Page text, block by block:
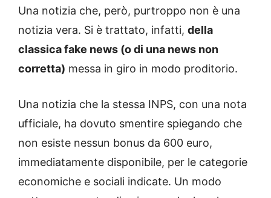
Una notizia che, però, purtroppo non è una
notizia vera. Si è trattato, infatti, della
classica fake news (o di una news non
corretta) messa in giro in modo proditorio.
Una notizia che la stessa INPS, con una nota
ufficiale, ha dovuto smentire spiegando che
non esiste nessun bonus da 600 euro,
immediatamente disponibile, per le categorie
economiche e sociali indicate. Un modo